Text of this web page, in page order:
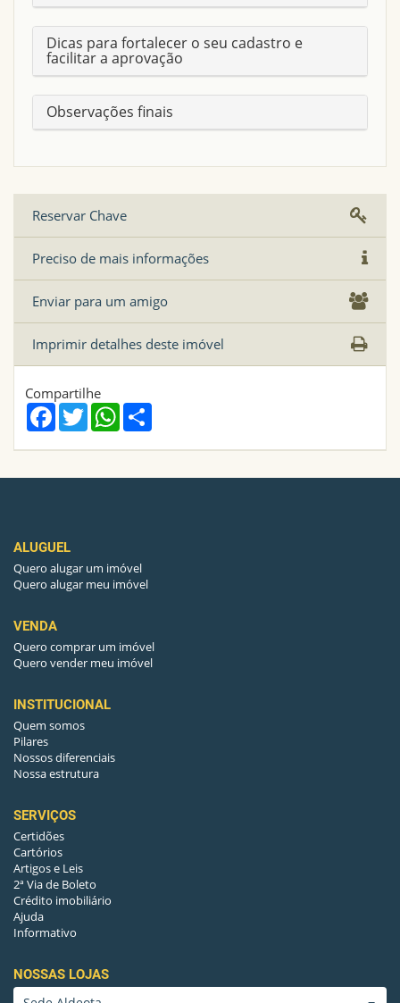
Dicas para fortalecer o seu cadastro e
facilitar a aprovação
Observações finais
Reservar Chave
Preciso de mais informações
Enviar para um amigo
Imprimir detalhes deste imóvel
Compartilhe
Facebook
TwitterWhatsApp
ALUGUEL
Quero alugar um imóvel
Quero alugar meu imóvel
VENDA
Quero comprar um imóvel
Quero vender meu imóvel
INSTITUCIONAL
Quem somos
Pilares
Nossos diferenciais
Nossa estrutura
SERVIÇOS
Certidões
Cartórios
Artigos e Leis
2ª Via de Boleto
Crédito imobiliário
Ajuda
Informativo
NOSSAS LOJAS